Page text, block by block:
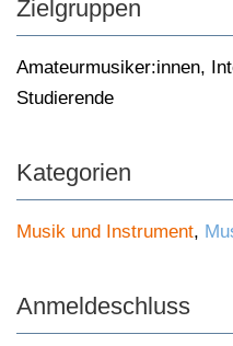
Zielgruppen
Amateurmusiker:innen,
Studierende
Kategorien
Musik und Instrument,
Anmeldeschluss